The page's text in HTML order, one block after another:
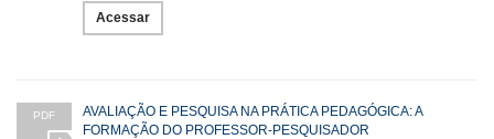
Acessar
PDF
AVALIAÇÃO E PESQUISA NA PRÁTICA PEDAGÓGICA: A
FORMAÇÃO DO PROFESSOR-PESQUISADOR